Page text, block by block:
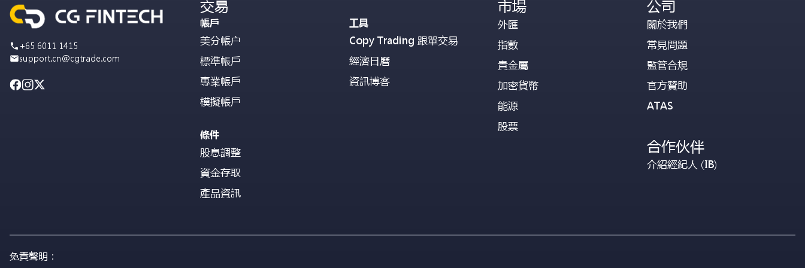
+65 6011 1415
support.cn@cgtrade.com
交易
帳戶
美分帳户
標準帳戶
專業帳戶
模擬帳戶
條件
股息調整
資金存取
產品資訊
工具
Copy Trading 跟單交易
經濟日曆
資訊博客
市場
外匯
指數
貴金屬
加密貨幣
能源
股票
公司
關於我們
常見問題
監管合規
官方贊助
ATAS
合作伙伴
介紹經紀人 (IB)
免責聲明：